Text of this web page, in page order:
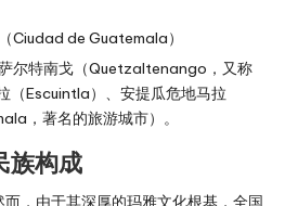
Ciudad de Guatemala）
尔特南戈（Quetzaltenango，又称
（Escuintla）、安提瓜危地马拉
，著名的旅游城市）。
族构成
而，由于其深厚的玛雅文化根基，全国